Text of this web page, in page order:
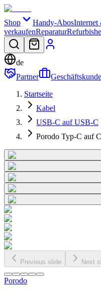
Shop Handy-Abos
verkaufenReparatur
de
Partner
Startseite
Kabel
USB-C auf USB-C
Porodo Typ-C auf
Previous slide Next
Porodo